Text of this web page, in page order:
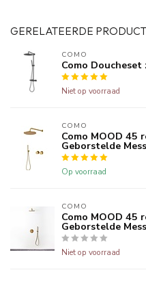
GERELATEERDE
COMO
Como
Niet op voorraad
COMO
Como MOOD 45
Geborstelde
Op voorraad
COMO
Como MOOD 45
Geborstelde
Niet op voorraad